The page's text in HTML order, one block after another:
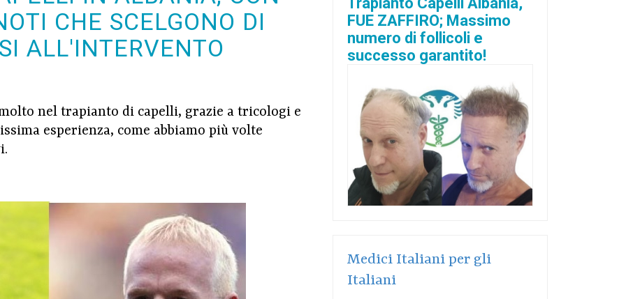
CHE SCELGONO DI
ALL'INTERVENTO
nel trapianto di capelli, grazie a tricologi e
esperienza, come abbiamo più volte
FUE ZAFFIRO; Massimo
numero di follicoli e
successo garantito!
Medici Italiani per gli
Italiani